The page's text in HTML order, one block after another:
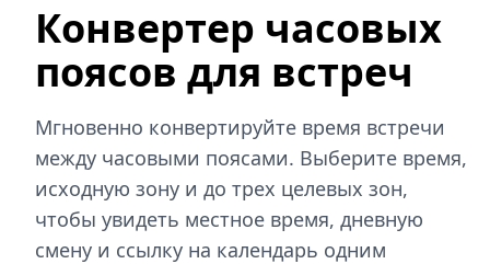
Конвертер часовых
поясов для встреч
Мгновенно конвертируйте время встречи
между часовыми поясами. Выберите время,
исходную зону и до трех целевых зон,
чтобы увидеть местное время, дневную
смену и ссылку на календарь одним